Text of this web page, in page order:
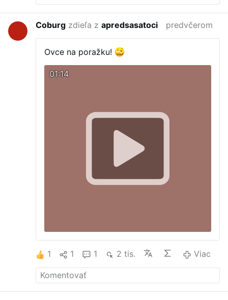
Coburg zdieľa zapredsasatoci predvčerom
Ovce na poražku!
01:14
1 1 1 2 tis. Viac